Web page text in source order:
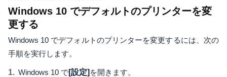
Windows 10 でデフォルトのプリンターを変
更する
Windows 10 でデフォルトのプリンターを変更するには、次の
手順を実行します。
Windows 10 で[設定] を開きます。